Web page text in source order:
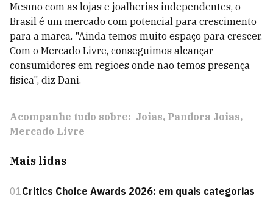
Mesmo com as lojas e joalherias independentes, o
Brasil é um mercado com potencial para crescimento
para a marca. "Ainda temos muito espaço para crescer.
Com o Mercado Livre, conseguimos alcançar
consumidores em regiões onde não temos presença
física", diz Dani.
Acompanhe tudo sobre: Joias Pandora Joias
Mercado Livre
Mais lidas
01Critics Choice Awards 2026: em quais categorias